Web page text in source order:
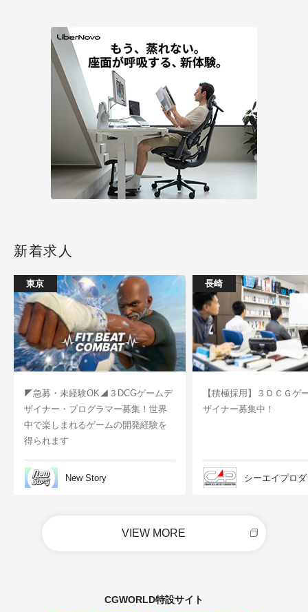
新着求人
東京
◤急募・未経験OK◢３DCGゲームデ
ザイナー・プログラマー募集！世界
中で楽しまれるゲームの開発経験を
得られます
New Story
長崎
【積極採用】３ＤＣＧゲ
ザイナー募集中！
シーエイプロ
VIEW MORE
CGWORLD特設サイト